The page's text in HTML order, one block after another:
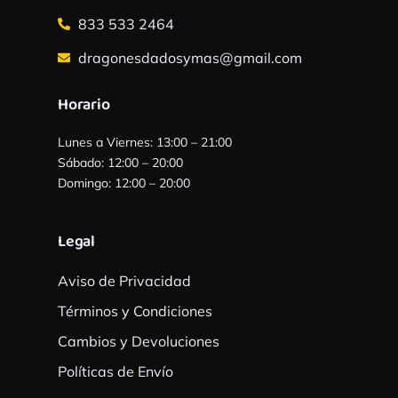
833 533 2464
dragonesdadosymas@gmail.com
Horario
Lunes a Viernes: 13:00 – 21:00
Sábado: 12:00 – 20:00
Domingo: 12:00 – 20:00
Legal
Aviso de Privacidad
Términos y Condiciones
Cambios y Devoluciones
Políticas de Envío